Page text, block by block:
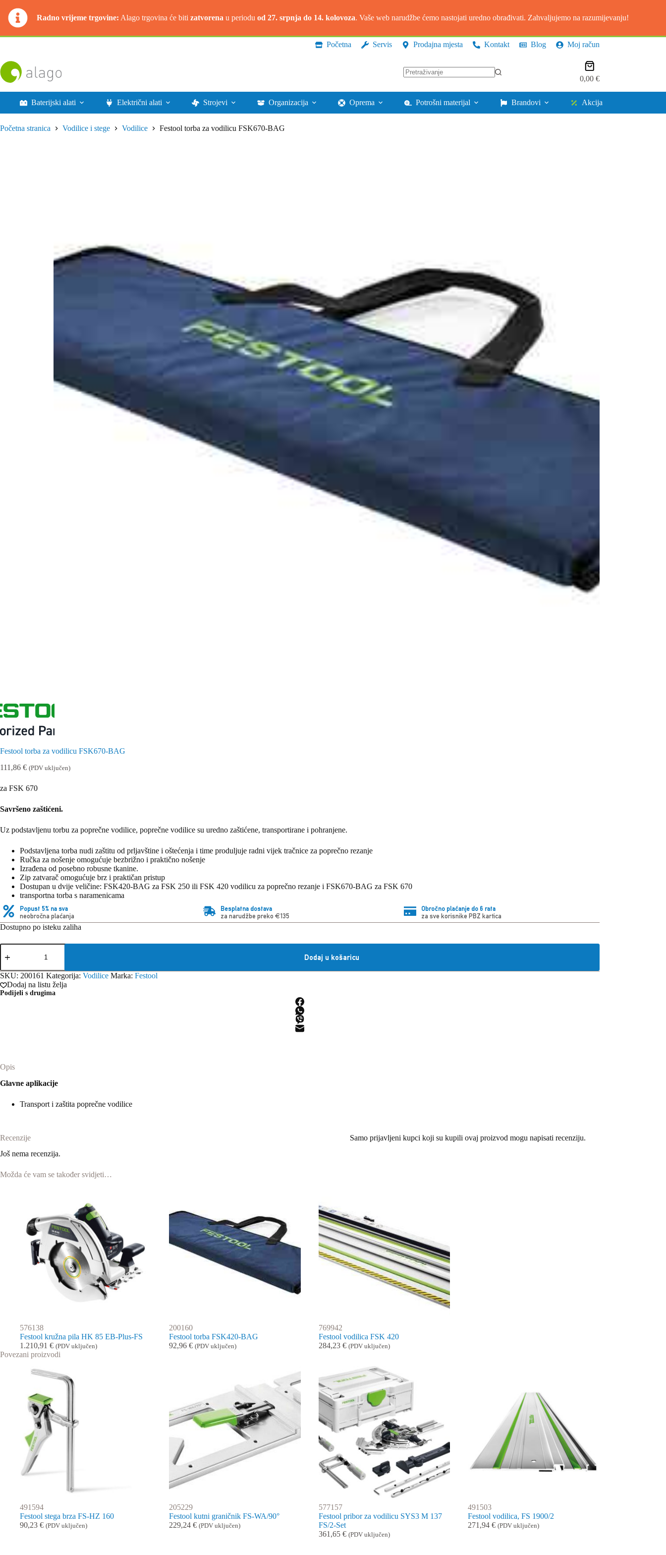
Radno vrijeme trgovine: Alago trgovina će biti zatvorena u periodu od 27. srpnja do 14. kolovoza. Vaše web narudžbe ćemo nastojati uredno obrađivati. Zahvaljujemo na razumijevanju!
Preskoči
Početna Servis Prodajna mjesta Kontakt Blog Moj račun
rezultata.
Košarica
0,00 €
Baterijski alati Električni alati Strojevi Organizacija Oprema Potrošni materijal Brandovi Akcija
Početna stranica Vodilice i stege Vodilice Festool torba za vodilicu FSK670-BAG
Festool torba za vodilicu FSK670-BAG
111,86 € (PDV uključen)
za FSK 670
Savršeno zaštićeni.
Uz podstavljenu torbu za poprečne vodilice, poprečne vodilice su uredno zaštićene, transportirane i pohranjene.
Podstavljena torba nudi zaštitu od prljavštine i oštećenja i time produljuje radni vijek tračnice za poprečno rezanje
Ručka za nošenje omogućuje bezbrižno i praktično nošenje
Izrađena od posebno robusne tkanine.
Zip zatvarač omogućuje brz i praktičan pristup
Dostupan u dvije veličine: FSK420-BAG za FSK 250 ili FSK 420 vodilicu za poprečno rezanje i FSK670-BAG za FSK 670
transportna torba s naramenicama
Popust 5% na sva
neobročna plaćanja
Besplatna dostava
za narudžbe preko €135
Obročno plaćanje do 6 rata
za sve korisnike PBZ kartica
Dostupno po isteku zaliha
Festool
torba
vodilicu
FSK670-
BAG
količina
Dodaj u košaricu
SKU: 200161 Kategorija: Vodilice Marka: Festool
Dodaj na listu želja
Podijeli s drugima
Opis
Glavne aplikacije
Transport i zaštita poprečne vodilice
Recenzije
Još nema recenzija.
Samo prijavljeni kupci koji su kupili ovaj proizvod mogu napisati recenziju.
Možda će vam se također svidjeti…
576138
Festool kružna pila HK 85 EB-Plus-FS
1.210,91 € (PDV uključen)
200160
Festool torba FSK420-BAG
92,96€ (PDV uključen)
769942
Festool vodilica FSK 420
284,23 € (PDV uključen)
Povezani proizvodi
491594
Festool stega brza FS-HZ 160
90,23 € (PDV uključen)
205229
Festool kutni graničnik FS-WA/90°
229,24€ (PDV uključen)
577157
Festool pribor za vodilicu SYS3 M 137
FS/2-Set
361,65 € (PDV uključen)
491503
Festool vodilica, FS 1900/2
271,94€ (PDV uključen)